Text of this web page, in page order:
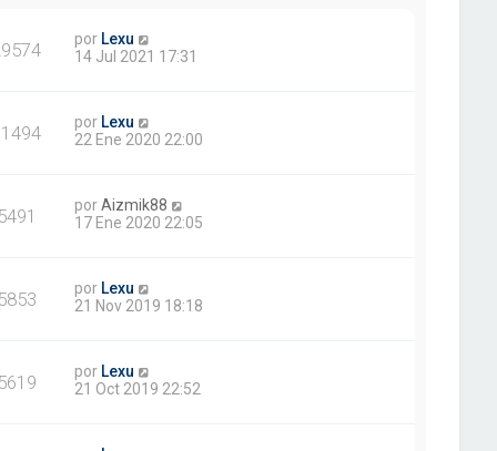
por Lexu
14 Jul 2021 17:31
por Lexu
22 Ene 2020 22:00
5491 porAizmik88
17 Ene 2020 22:05
5853 por Lexu
21 Nov 2019 18:18
5619 por Lexu
21 Oct 2019 22:52